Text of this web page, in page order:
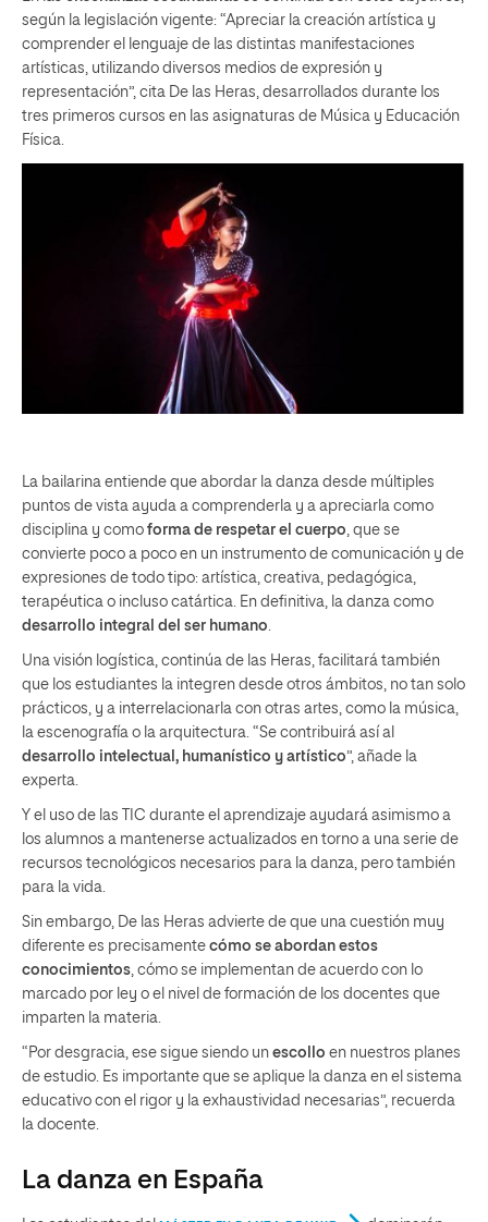
según la legislación vigente: “Apreciar la creación artística y
comprender el lenguaje de las distintas manifestaciones
artísticas, utilizando diversos medios de expresión y
representación”, cita De las Heras, desarrollados durante los
tres primeros cursos en las asignaturas de Música y Educación
Física.
La bailarina entiende que abordar la danza desde múltiples
puntos de vista ayuda a comprenderla y a apreciarla como
disciplina y como forma de respetar el cuerpo , que se
convierte poco a poco en un instrumento de comunicación y de
expresiones de todo tipo: artística, creativa, pedagógica,
terapéutica o incluso catártica. En definitiva, la danza como
desarrollo integral del ser humano
Una visión logística, continúa de las Heras, facilitará también
que los estudiantes la integren desde otros ámbitos, no tan solo
prácticos, y a interrelacionarla con otras artes, como la música,
la escenografía o la arquitectura. “Se contribuirá así al
desarrollo intelectual, humanístico y artístico”, añade la
experta.
Y el uso de las TIC durante el aprendizaje ayudará asimismo a
los alumnos a mantenerse actualizados en torno a una serie de
recursos tecnológicos necesarios para la danza, pero también
para la vida.
Sin embargo, De las Heras advierte de que una cuestión muy
diferente es precisamente cómo se abordan estos
conocimientos , cómo se implementan de acuerdo con lo
marcado por ley o el nivel de formación de los docentes que
imparten la materia.
“Por desgracia, ese sigue siendo un escollo en nuestros planes
de estudio. Es importante que se aplique la danza en el sistema
educativo con el rigor y la exhaustividad necesarias”, recuerda
la docente.
La danza en España